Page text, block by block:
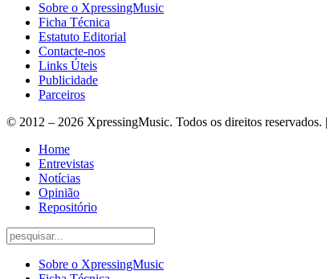
Sobre o XpressingMusic
Ficha Técnica
Estatuto Editorial
Contacte-nos
Links Úteis
Publicidade
Parceiros
© 2012 – 2026 XpressingMusic. Todos os direitos reservados. |
Home
Entrevistas
Notícias
Opinião
Repositório
Sobre o XpressingMusic